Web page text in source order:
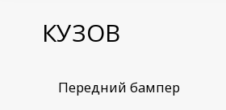
КУЗОВ
Передний бампер